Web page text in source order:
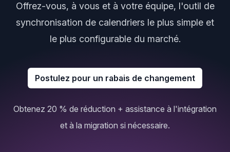
Offrez-vous, à vous et à votre équipe, l'outil de
synchronisation de calendriers le plus simple et
le plus configurable du marché.
Postulez pour un rabais de changement
Obtenez 20 % de réduction + assistance à l'intégration
et à la migration si nécessaire.